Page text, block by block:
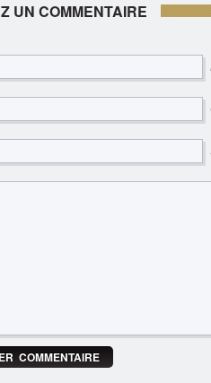
UN COMMENTAIRE